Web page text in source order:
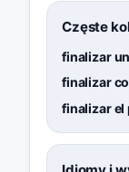
Częste
finalizar
finalizar
finalizar el